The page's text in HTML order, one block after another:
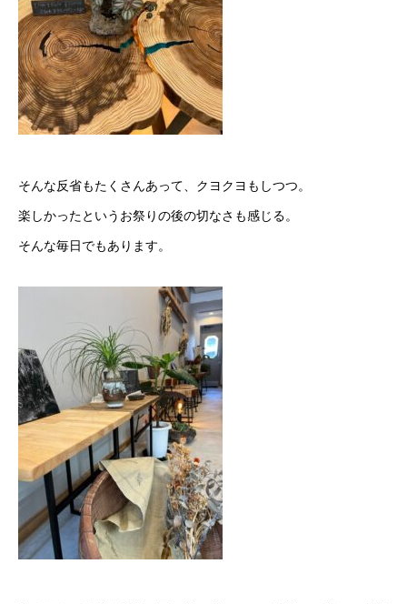
そんな反省もたくさんあって、クヨクヨもしつつ。
楽しかったというお祭りの後の切なさも感じる。
そんな毎日でもあります。